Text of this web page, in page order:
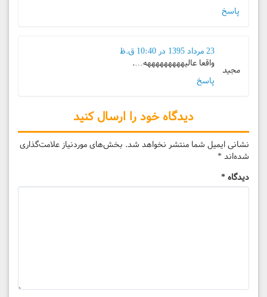
پاسخ
مجید
23 مرداد 1395 در 10:40 ق.ظ
واقعا عالیهههههههههه….
پاسخ
دیدگاه خود را ارسال کنید
نشانی ایمیل شما منتشر نخواهد شد. بخش‌های موردنیاز علامت‌گذاری
شده‌اند *
دیدگاه *